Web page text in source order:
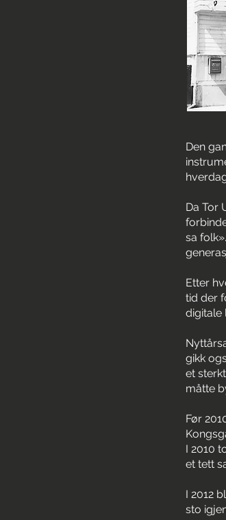
Den
Da Tor
sa
Etter
tid der
digitale
gikk
et
måtte
Før
I 2010
et tett
I 2012
sto